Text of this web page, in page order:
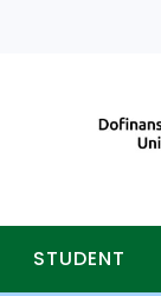
STUDENT